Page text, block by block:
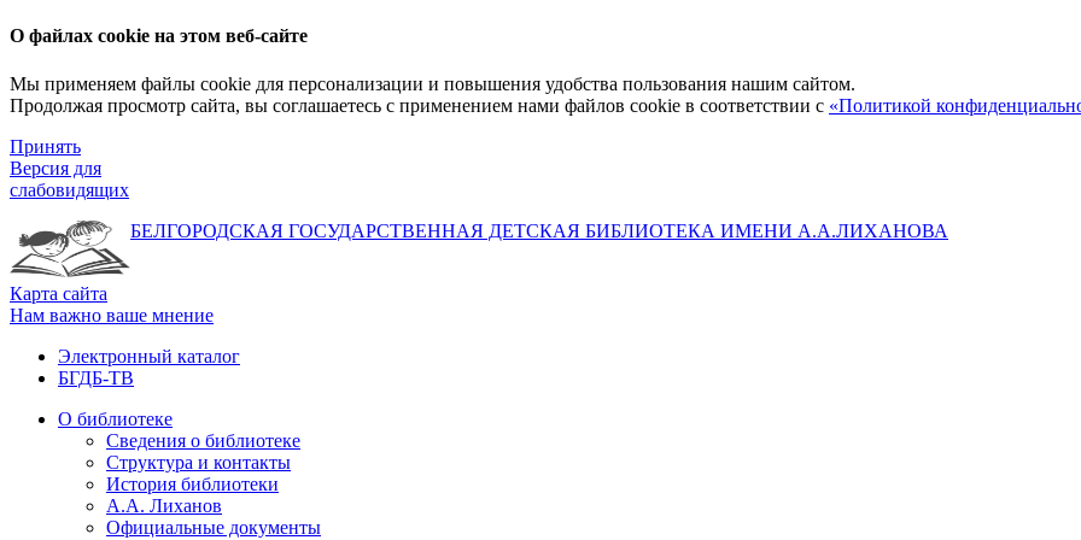
О файлах cookie на этом веб-сайте
Мы применяем файлы cookie для персонализации и повышения удобства пользования нашим сайтом.
Продолжая просмотр сайта, вы соглашаетесь с применением нами файлов cookie в соответствии с «Политикой
Принять
Версия для
слабовидящих
БЕЛГОРОДСКАЯ ГОСУДАРСТВЕННАЯ ДЕТСКАЯ БИБЛИОТЕКА ИМЕНИ А.А.ЛИХАНОВА
Карта сайта
Нам важно ваше мнение
Электронный каталог
БГДБ-ТВ
О библиотеке
Сведения о библиотеке
Структура и контакты
История библиотеки
А.А. Лиханов
Официальные документы